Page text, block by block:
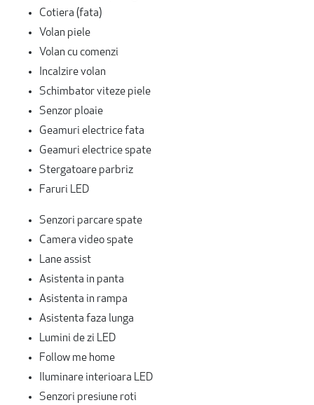
Cotiera (fata)
Volan piele
Volan cu comenzi
Incalzire volan
Schimbator viteze piele
Senzor ploaie
Geamuri electrice fata
Geamuri electrice spate
Stergatoare parbriz
Faruri LED
Senzori parcare spate
Camera video spate
Lane assist
Asistenta in panta
Asistenta in rampa
Asistenta faza lunga
Lumini de zi LED
Follow me home
Iluminare interioara LED
Senzori presiune roti